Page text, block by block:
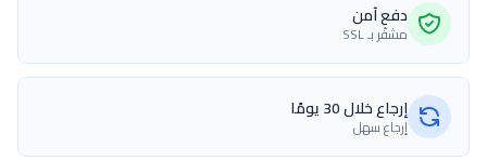
دفع آمن
مشفّر بـ SSL
إرجاع خلال 30 يومًا
إرجاع سهل